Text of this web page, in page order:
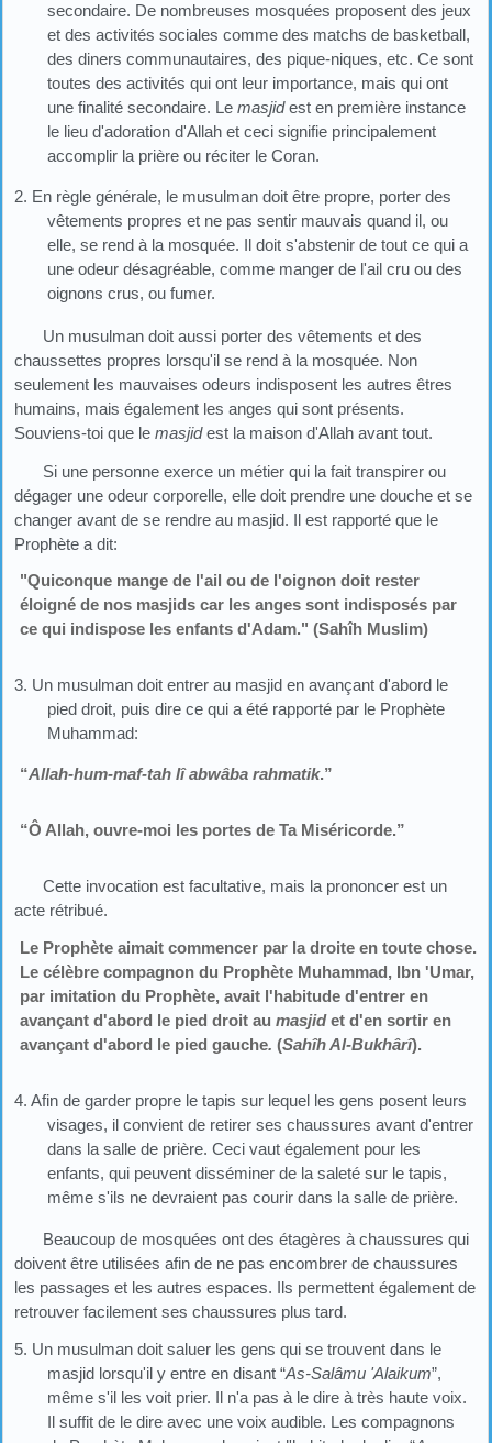
secondaire. De nombreuses mosquées proposent des jeux
et des activités sociales comme des matchs de basketball,
des diners communautaires, des pique-niques, etc. Ce sont
toutes des activités qui ont leur importance, mais qui ont
une finalité secondaire. Lemasjidest en première instance
le lieu d'adoration d'Allah et ceci signifie principalement
accomplir la prière ou réciter le Coran.
2. En règle générale, le musulman doit être propre, porter des
vêtements propres et ne pas sentir mauvais quand il, ou
elle, se rend à la mosquée. Il doit s'abstenir de tout ce qui a
une odeur désagréable, comme manger de l'ail cru ou des
oignons crus, ou fumer.
Un musulman doit aussi porter des vêtements et des
chaussettes propres lorsqu'il se rend à la mosquée. Non
seulement les mauvaises odeurs indisposent les autres êtres
humains, mais également les anges qui sont présents.
Souviens-toi que le masjidest la maison d'Allah avant tout.
Si une personne exerce un métier qui la fait transpirer ou
dégager une odeur corporelle, elle doit prendre une douche et se
changer avant de se rendre au masjid. Il est rapporté que le
Prophète a dit:
"Quiconque mange de l'ail ou de l'oignon doit rester
éloigné de nos masjids car les anges sont indisposés par
ce qui indispose les enfants d'Adam." (Sahîh Muslim)
3. Un musulman doit entrer au masjid en avançant d'abord le
pied droit, puis dire ce qui a été rapporté par le Prophète
Muhammad:
“Allah-hum-maf-tah lî abwâba rahmatik.”
“Ô Allah, ouvre-moi les portes de Ta Miséricorde.”
Cette invocation est facultative, mais la prononcer est un
acte rétribué.
Le Prophète aimait commencer par la droite en toute chose.
Le célèbre compagnon du Prophète Muhammad, Ibn 'Umar,
par imitation du Prophète, avait l'habitude d'entrer en
avançant d'abord le pied droit au masjidet d'en sortir en
avançant d'abord le pied gauche. (Sahîh Al-Bukhârî).
4. Afin de garder propre le tapis sur lequel les gens posent leurs
visages, il convient de retirer ses chaussures avant d'entrer
dans la salle de prière. Ceci vaut également pour les
enfants, qui peuvent disséminer de la saleté sur le tapis,
même s'ils ne devraient pas courir dans la salle de prière.
Beaucoup de mosquées ont des étagères à chaussures qui
doivent être utilisées afin de ne pas encombrer de chaussures
les passages et les autres espaces. Ils permettent également de
retrouver facilement ses chaussures plus tard.
5. Un musulman doit saluer les gens qui se trouvent dans le
masjid lorsqu'il y entre en disant “As-Salâmu 'Alaikum”,
même s'il les voit prier. Il n'a pas à le dire à très haute voix.
Il suffit de le dire avec une voix audible. Les compagnons